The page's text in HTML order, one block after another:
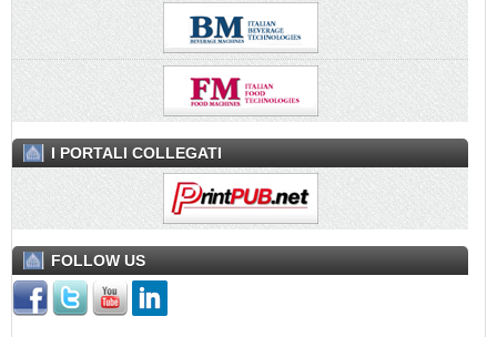
I PORTALI COLLEGATI
FOLLOW US